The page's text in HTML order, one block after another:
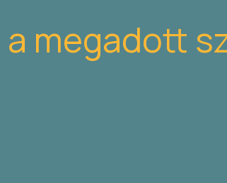
megadott